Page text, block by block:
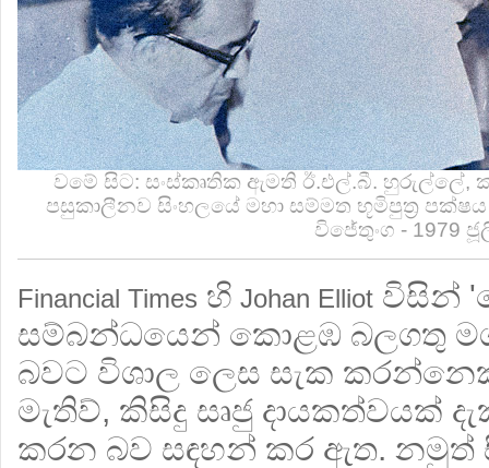
වමේ සිට: සංස්කෘතික ඇමති ඊ.එල්.බී. හුරුල්ලේ,
පසුකාලීනව සිංහලයේ මහා සම්මත භූමිපුත්‍ර
විජේතුංග - 1979
Financial Times හි Johan Elliot විසින්
සම්බන්ධයෙන් කොළඹ බලගතු
බවට විශාල ලෙස සැක
මැතිව්, කිසිදු සෘජු දායකත්වයක්
කරන බව සඳහන් කර ඇත. නමුත්